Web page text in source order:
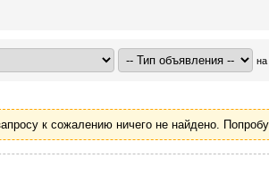
на
к сожалению ничего не найдено.